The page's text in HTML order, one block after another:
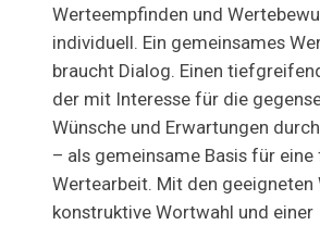
Werteempfinden und
individuell. Ein gemeinsames
braucht Dialog. Einen
der mit Interesse für die
Wünsche und Erwartungen
– als gemeinsame Basis für
Wertearbeit. Mit den geeigneten
konstruktive Wortwahl und einer